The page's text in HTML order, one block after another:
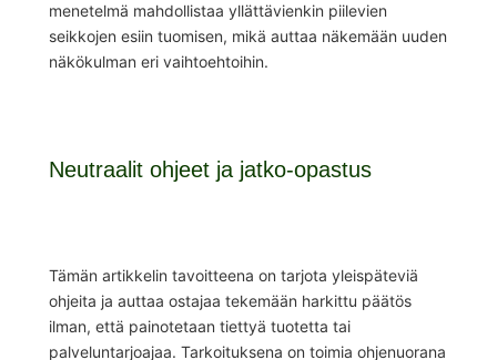
menetelmä mahdollistaa yllättävienkin piilevien
seikkojen esiin tuomisen, mikä auttaa näkemään uuden
näkökulman eri vaihtoehtoihin.
Neutraalit ohjeet ja jatko-opastus
Tämän artikkelin tavoitteena on tarjota yleispäteviä
ohjeita ja auttaa ostajaa tekemään harkittu päätös
ilman, että painotetaan tiettyä tuotetta tai
palveluntarjoajaa. Tarkoituksena on toimia ohjenuorana